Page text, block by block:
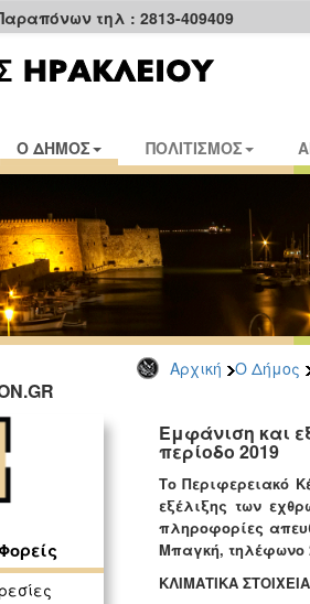
τηλ : 2813-409409
Ο ΔΗΜΟΣ ΠΟΛΙΤΙΣΜΟΣ
Αρχική Ο Δήμος
Εμφάνιση και
περίοδο 2019
Το Περιφερειακό
εξέλιξης των
πληροφορίες
Μπαγκή, τηλέφωνο
ΚΛΙΜΑΤΙΚΑ ΣΤΟΙΧΕΙΑ